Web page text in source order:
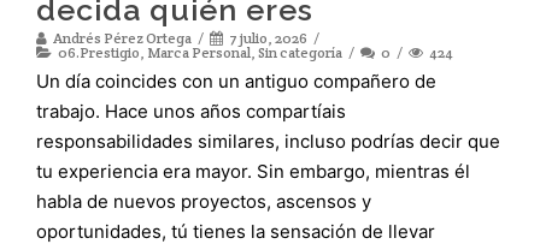
decida quién eres
Andrés Pérez Ortega
7 julio, 2026
06.Prestigio, Marca Personal, Sin categoría 0 424
Un día coincides con un antiguo compañero de
trabajo. Hace unos años compartíais
responsabilidades similares, incluso podrías decir que
tu experiencia era mayor. Sin embargo, mientras él
habla de nuevos proyectos, ascensos y
oportunidades, tú tienes la sensación de llevar